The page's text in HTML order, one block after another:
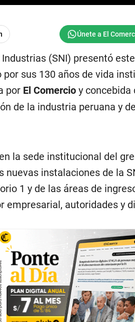
(SNI) presentó
sus 130 años de vida
porEl Comercioy concebida
de la industria peruana y
la sede institucional del
nuevas instalaciones de la
1 y de las áreas de
empresarial, autoridades y